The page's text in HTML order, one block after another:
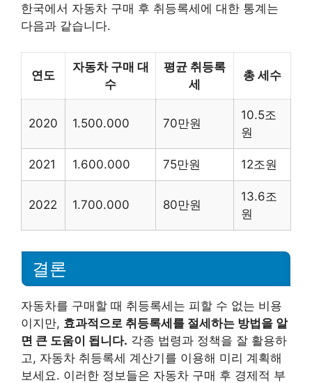
한국에서 자동차 구매 후 취등록세에 대한 통계는
다음과 같습니다.
연도
자동차 구매 대
수
평균 취등록
세
총 세수
2020 1.500.000 70만원
10.5조
원
2021 1.600.000 75만원 12조원
2022 1.700.000 80만원
13.6조
원
결론
자동차를 구매할 때 취등록세는 피할 수 없는 비용
이지만, 효과적으로 취등록세를 절세하는 방법을 알
면 큰 도움이 됩니다. 각종 법령과 정책을 잘 활용하
고, 자동차 취등록세 계산기를 이용해 미리 계획해
보세요. 이러한 정보들은 자동차 구매 후 경제적 부